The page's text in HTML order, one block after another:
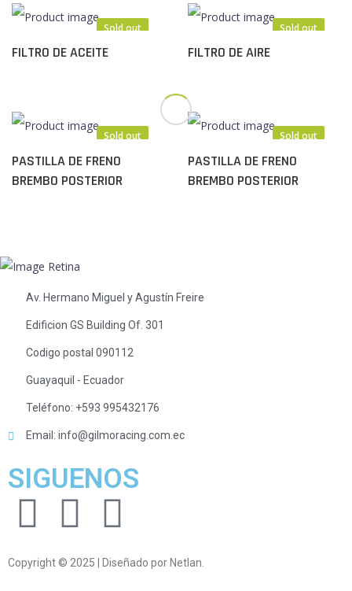
Sold out
FILTRO DE ACEITE
Sold out
FILTRO DE AIRE
Sold out
PASTILLA DE FRENO
BREMBO POSTERIOR
Sold out
PASTILLA DE FRENO
BREMBO POSTERIOR
Av. Hermano Miguel y Agustín Freire
Edificion GS Building Of. 301
Codigo postal 090112
Guayaquil - Ecuador
Teléfono: +593 995432176
Email: info@gilmoracing.com.ec
SIGUENOS
Copyright © 2025 | Diseñado por Netlan.